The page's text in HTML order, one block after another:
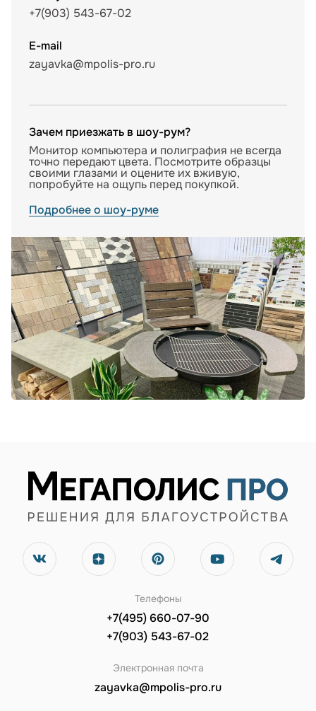
+7(903) 543-67-02
E-mail
zayavka@mpolis-pro.ru
Зачем приезжать в шоу-рум?
Монитор компьютера и полиграфия не всегда
точно передают цвета. Посмотрите образцы
своими глазами и оцените их вживую,
попробуйте на ощупь перед покупкой.
Подробнее о шоу-руме
Телефоны
+7(495) 660-07-90
+7(903) 543-67-02
Электронная почта
zayavka@mpolis-pro.ru